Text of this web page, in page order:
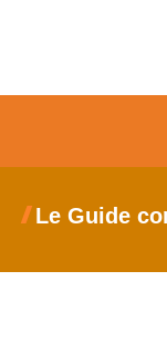
Le Guide